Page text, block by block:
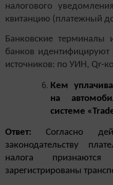
налогового
квитанцию (платежный
Банковские
банков
источников: по УИН, Qr-
Кем
на
системе
Ответ: Согласно
законодательству
налога
зарегистрированы